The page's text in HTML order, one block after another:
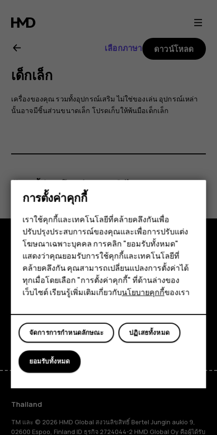
คู่มือ
ผู้
ใช้
Nokia
3310
3G
สมาร์ทโฟน
ฟีเจอร์โฟน
อุปกรณ์เสริม
แท็บเล็ต
เลือกภาษา ดาวน์โหลด
เด็กเล็ก
เครื่องของคุณ รวมทั้งอุปกรณ์เสริม ไม่ใช่ของเล่น อุปกรณ์เหล่า
นั้นอาจมีชิ้นส่วนขนาดเล็ก โปรดเก็บให้พ้นมือเด็กเล็ก
ข้อมูลนี้มีประโยชน์กับคุณหรือไม่
สำรวจ
เกี่ยวกับ
Planet and people
การสนับสนุน
FacebookInstagram
TiktokYoutubeLinkedinDiscord
Thailand
TM และ © 2026 HMD Global สงวนลิขสิทธิ์ Bertel Jungin aukio 9,
02600 Espoo, Finland ID ธุรกิจ 2724044-2 HMD Global Oy คือผู้ได้รับ
การตั้งค่าคุกกี้
เราใช้คุกกี้และเทคโนโลยีที่คล้ายคลึงกันเพื่อ
ปรับปรุงประสบการณ์ของคุณและเพื่อการปรับแต่ง
โฆษณาเฉพาะบุคคล การคลิก "ยอมรับทั้งหมด"
แสดงว่าคุณยอมรับการใช้คุกกี้และเทคโนโลยีที่
คล้ายคลึงกัน คุณสามารถเปลี่ยนแปลงการตั้งค่าได้
ทุกเมื่อโดยเลือก "การตั้งค่าคุกกี้" ที่ด้านล่างของ
เว็บไซต์ เรียนรู้เพิ่มเติมเกี่ยวกับนโยบายคุกกี้ของเรา
ปฏิเสธทั้งหมด
จัดการการกำหนดลักษณะ
ยอมรับทั้งหมด